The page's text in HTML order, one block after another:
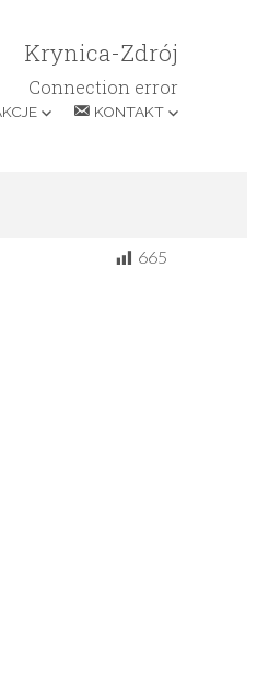
Krynica-Zdrój
Connection error
KONTAKT
665